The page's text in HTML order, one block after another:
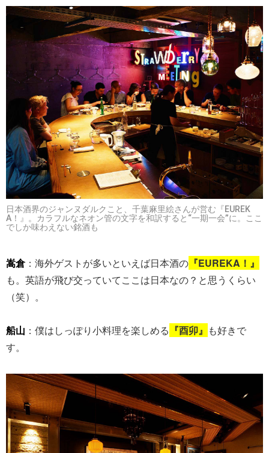
日本酒界のジャンヌダルクこと、千葉麻里絵さんが営む『EUREK
A！』。カラフルなネオン管の文字を和訳すると“一期一会”に。ここ
でしか味わえない銘酒も
嵩倉：海外ゲストが多いといえば日本酒の 『EUREKA！』
も。英語が飛び交っていてここは日本なの？と思うくらい
（笑）。
船山 ：僕はしっぽり小料理を楽しめる 『酉卯』 も好きで
す。